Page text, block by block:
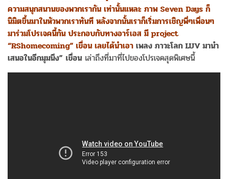
ความสนุกสนานของพวกเรากัน เท่านั้นแหละ ภาพ Seven Days ก็
นิมิตขึ้นมาในหัวพวกเราทันที หลังจากนั้นเราก็เริ่มการเชิญพี่ๆเพื่อนๆ
มาร่วมโปรเจคนี้กัน ประกอบกับทางอาร์เอส มี project
“RShomecoming” เขื่อน เลยได้นำเอา เพลง ภาวะโลก LUV มานำ
เสนอในอีกมุมนึง” เขื่อน เล่าถึงที่มาที่ไปของโปรเจคสุดพิเศษนี้